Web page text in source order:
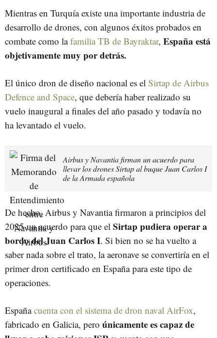
Mientras en Turquía existe una importante industria de
desarrollo de drones, con algunos éxitos probados en
combate como lafamilia TB de Bayraktar, España está
objetivamente muy por detrás.
El único dron de diseño nacional es el Sirtap de Airbus
Defence and Space, que debería haber realizado su
vuelo inaugural a finales del año pasado y todavía no
ha levantado el vuelo.
Airbus y Navantia firman un acuerdo para
llevar los drones Sirtap al buque Juan Carlos I
de la Armada española
De hecho, Airbus y Navantia firmaron a principios del
2025 un acuerdo para que el Sirtap pudiera operar a
bordo del Juan Carlos I. Si bien no se ha vuelto a
saber nada sobre el trato, la aeronave se convertiría en el
primer dron certificado en España para este tipo de
operaciones.
Españacuenta con el sistema de dron naval AirFox,
fabricado en Galicia, pero únicamente es capaz de